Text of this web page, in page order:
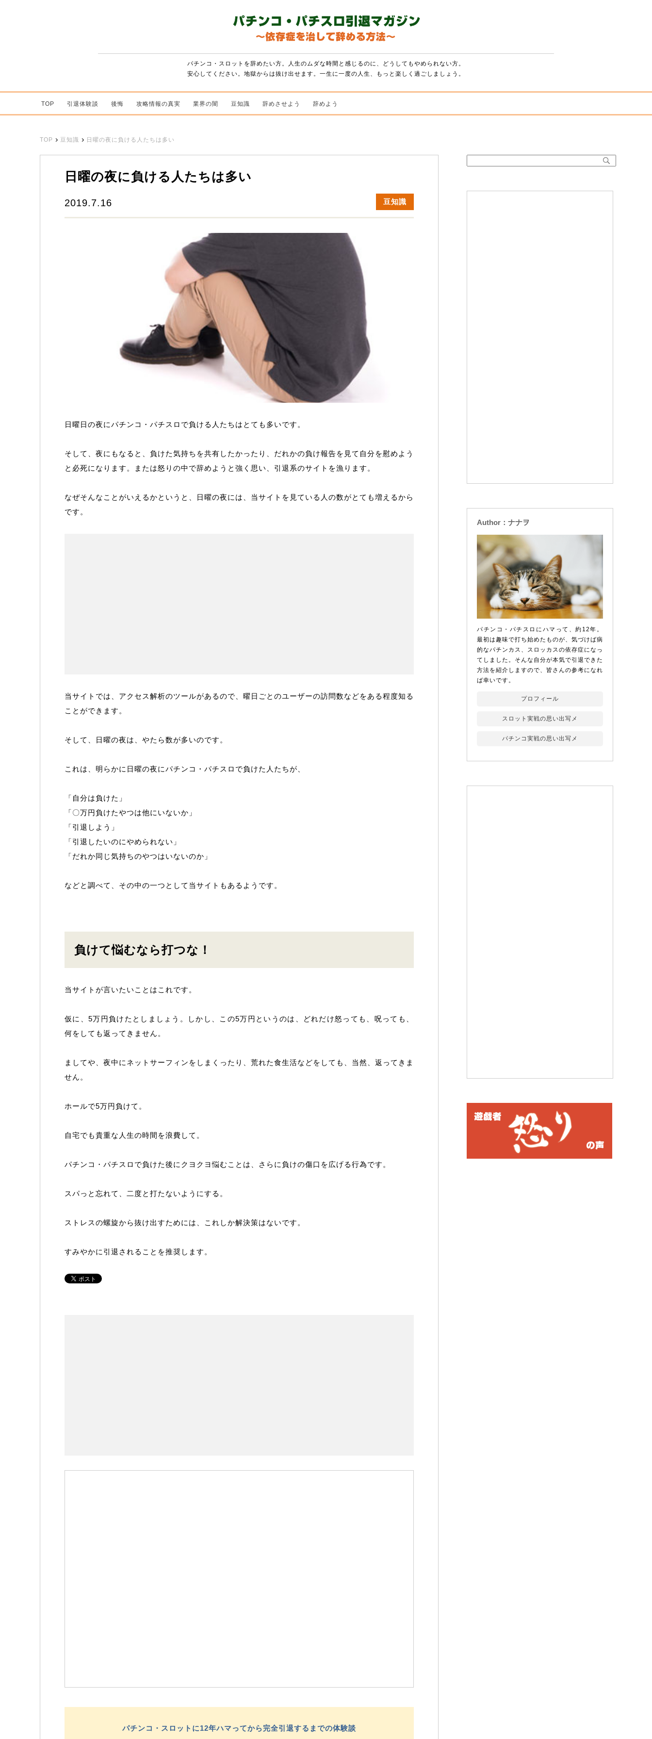
パチンコ・スロットを辞めたい方。人生のムダな時間と感じるのに、どうしてもやめられない方。
安心してください。地獄からは抜け出せます。一生に一度の人生、もっと楽しく過ごしましょう。
TOP 引退体験談 後悔 攻略情報の真実 業界の闇 豆知識 辞めさせよう 辞めよう
TOP 豆知識 日曜の夜に負ける人たちは多い
日曜の夜に負ける人たちは多い
2019.7.16 豆知識
日曜日の夜にパチンコ・パチスロで負ける人たちはとても多いです。
そして、夜にもなると、負けた気持ちを共有したかったり、だれかの負け報告を見て自分を慰めよう
と必死になります。または怒りの中で辞めようと強く思い、引退系のサイトを漁ります。
なぜそんなことがいえるかというと、日曜の夜には、当サイトを見ている人の数がとても増えるから
です。
当サイトでは、アクセス解析のツールがあるので、曜日ごとのユーザーの訪問数などをある程度知る
ことができます。
そして、日曜の夜は、やたら数が多いのです。
これは、明らかに日曜の夜にパチンコ・パチスロで負けた人たちが、
「自分は負けた」
「〇万円負けたやつは他にいないか」
「引退しよう」
「引退したいのにやめられない」
「だれか同じ気持ちのやつはいないのか」
などと調べて、その中の一つとして当サイトもあるようです。
負けて悩むなら打つな！
当サイトが言いたいことはこれです。
仮に、5万円負けたとしましょう。しかし、この5万円というのは、どれだけ怒っても、呪っても、
何をしても返ってきません。
ましてや、夜中にネットサーフィンをしまくったり、荒れた食生活などをしても、当然、返ってきま
せん。
ホールで5万円負けて。
自宅でも貴重な人生の時間を浪費して。
パチンコ・パチスロで負けた後にクヨクヨ悩むことは、さらに負けの傷口を広げる行為です。
スパっと忘れて、二度と打たないようにする。
ストレスの螺旋から抜け出すためには、これしか解決策はないです。
すみやかに引退されることを推奨します。
パチンコ・スロットに12年ハマってから完全引退するまでの体験談
Author：ナナヲ
パチンコ・パチスロにハマって、約12年。
最初は趣味で打ち始めたものが、気づけば病
的なパチンカス、スロッカスの依存症になっ
てしました。そんな自分が本気で引退できた
方法を紹介しますので、皆さんの参考になれ
ば幸いです。
プロフィール
スロット実戦の思い出写メ
パチンコ実戦の思い出写メ